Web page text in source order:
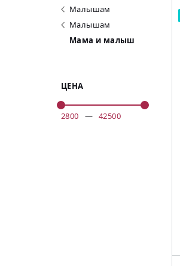
Малышам
Малышам
Мама и малыш
ЦЕНА
2800 — 42500